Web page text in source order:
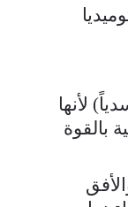
لأنها
بالقوة